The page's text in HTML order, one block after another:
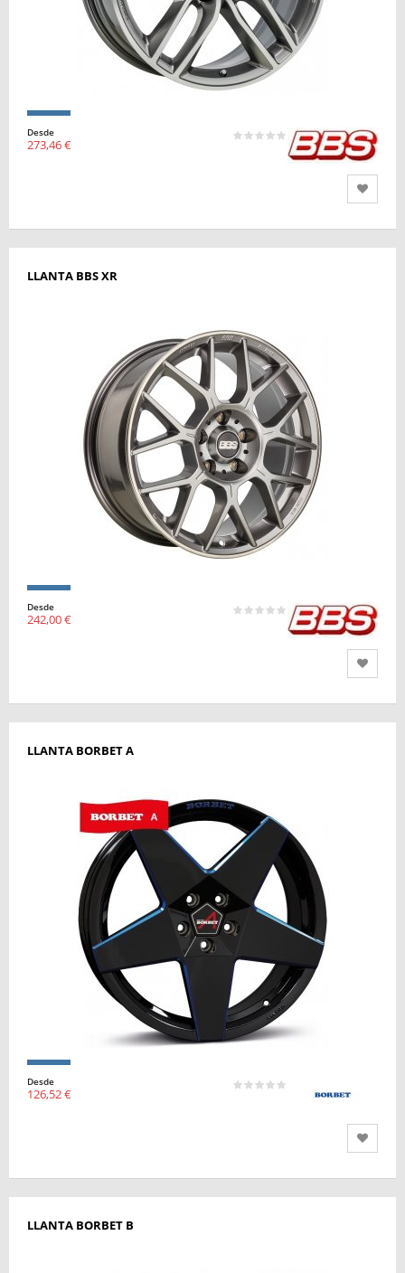
Desde
273,46 €
LLANTA BBS XR
Desde
242,00 €
LLANTA BORBET A
Desde
126,52 €
LLANTA BORBET B